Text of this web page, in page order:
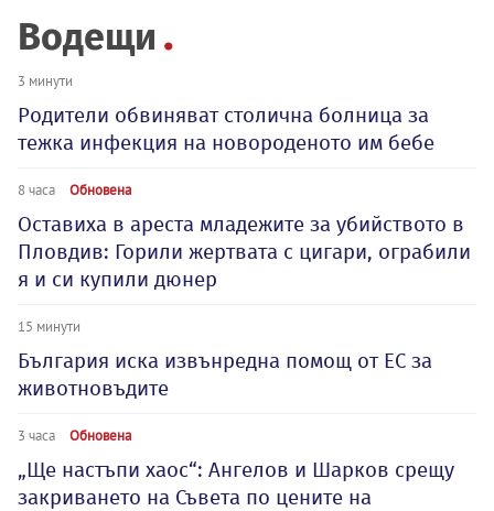
Водещи
3 минути
Родители обвиняват столична болница за
тежка инфекция на новороденото им бебе
8 часа Обновена
Оставиха в ареста младежите за убийството в
Пловдив: Горили жертвата с цигари, ограбили
я и си купили дюнер
15 минути
България иска извънредна помощ от ЕС за
животновъдите
3 часа Обновена
„Ще настъпи хаос“: Ангелов и Шарков срещу
закриването на Съвета по цените на